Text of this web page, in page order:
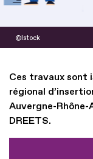
Istock
Ces travaux sont
régional
Auvergne-Rhône-
DREETS.